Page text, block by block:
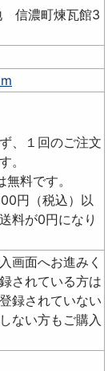
信濃町煉瓦館3
、１回のご注文
。
料です。
円（税込）以
料が0円になり
画面へお進みく
されている方は
録されていない
ない方もご購入